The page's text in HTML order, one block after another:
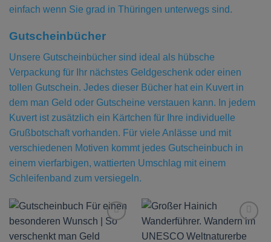
einfach wenn Sie grad in Thüringen unterwegs sind.
Gutscheinbücher
Unsere Gutscheinbücher sind ideal als hübsche
Verpackung für Ihr nächstes Geldgeschenk oder einen
tollen Gutschein. Jedes dieser Bücher hat ein Kuvert in
dem man Geld oder Gutscheine verstauen kann. In jedem
Kuvert ist zusätzlich ein Kärtchen für Ihre individuelle
Grußbotschaft vorhanden. Für viele Anlässe und mit
verschiedenen Motiven kommt jedes Gutscheinbuch in
einem vierfarbigen, wattierten Umschlag mit einem
Schleifenband zum versiegeln.
Add to
wishlist